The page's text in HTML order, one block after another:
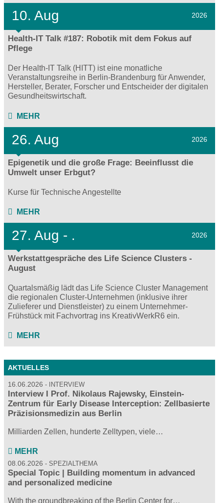
10. Aug 2026
Health-IT Talk #187: Robotik mit dem Fokus auf
Pflege
Der Health-IT Talk (HITT) ist eine monatliche
Veranstaltungsreihe in Berlin-Brandenburg für Anwender,
Hersteller, Berater, Forscher und Entscheider der digitalen
Gesundheitswirtschaft.
MEHR
26. Aug 2026
Epigenetik und die große Frage: Beeinflusst die
Umwelt unser Erbgut?
Kurse für Technische Angestellte
MEHR
27. Aug - . 2026
Werkstattgespräche des Life Science Clusters -
August
Quartalsmäßig lädt das Life Science Cluster Management
die regionalen Cluster-Unternehmen (inklusive ihrer
Zulieferer und Dienstleister) zu einem Unternehmer-
Frühstück mit Fachvortrag ins KreativWerkR6 ein.
MEHR
AKTUELLES
16.06.2026 INTERVIEW
Interview I Prof. Nikolaus Rajewsky, Einstein-
Zentrum für Early Disease Interception: Zellbasierte
Präzisionsmedizin aus Berlin
Milliarden Zellen, hunderte Zelltypen, viele…
MEHR
08.06.2026 SPEZIALTHEMA
Special Topic | Building momentum in advanced
and personalized medicine
With the groundbreaking of the Berlin Center for…